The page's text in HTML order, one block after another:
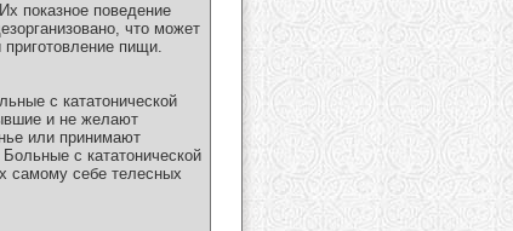
показное поведение
что может
пищи.
с кататонической
и не желают
или принимают
с кататонической
самому себе телесных